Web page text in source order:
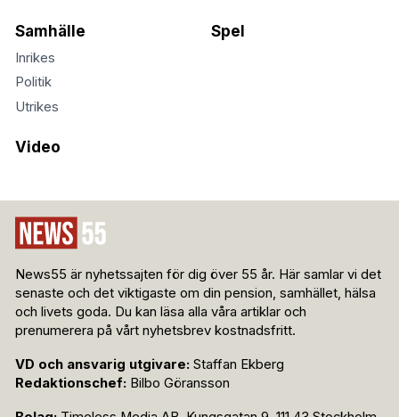
Samhälle
Inrikes
Politik
Utrikes
Spel
Video
News55 är nyhetssajten för dig över 55 år. Här samlar vi det
senaste och det viktigaste om din pension, samhället, hälsa
och livets goda. Du kan läsa alla våra artiklar och
prenumerera på vårt nyhetsbrev kostnadsfritt.
VD och ansvarig utgivare: Staffan Ekberg
Redaktionschef: Bilbo Göransson